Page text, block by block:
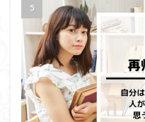
レヴィ＝ストロース
万人の万人に対する闘争